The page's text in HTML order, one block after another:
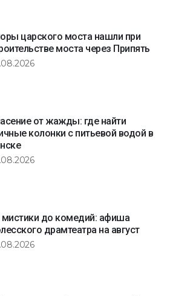
царского моста нашли при
моста через Припять
от жажды: где найти
колонки с питьевой водой в
мистики до комедий: афиша
драмтеатра на август